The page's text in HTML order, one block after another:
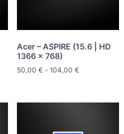
Acer – ASPIRE (15.6 | HD
1366 x 768)
50,00 € - 104,00 €